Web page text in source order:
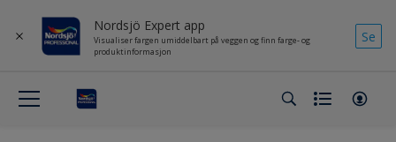
Nordsjö Expert app
Visualiser fargen umiddelbart på veggen og finn farge- og
produktinformasjon
Se